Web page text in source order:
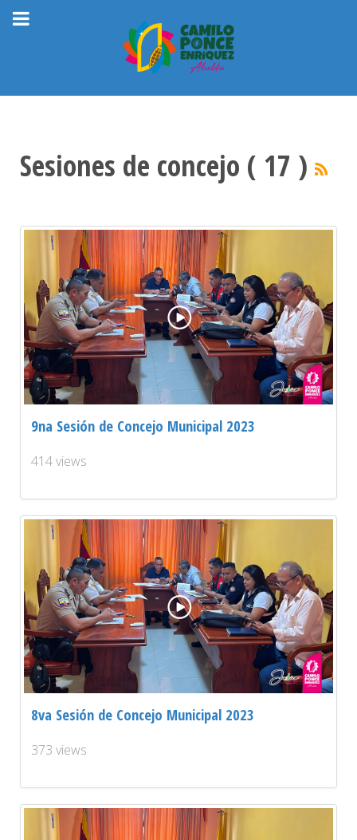
Sesiones de concejo ( 17 )
9na Sesión de Concejo Municipal 2023
414 views
8va Sesión de Concejo Municipal 2023
373 views